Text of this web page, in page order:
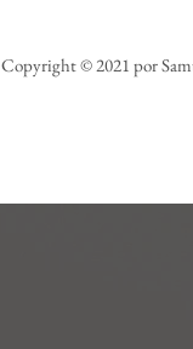
Copyright © 2021 por